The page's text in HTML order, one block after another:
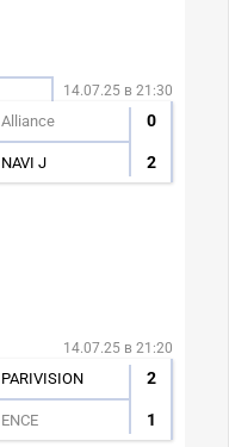
14.07.25 в 21:30
Alliance 0
NAVI J 2
14.07.25 в 21:20
PARIVISION 2
ENCE 1